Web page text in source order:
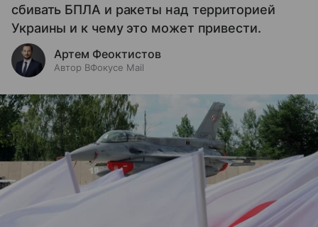
сбивать БПЛА и ракеты над территорией
Украины и к чему это может привести.
Артем Феоктистов
Автор ВФокусе Mail